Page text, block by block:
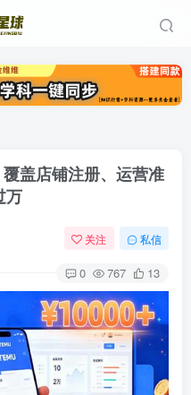
盖店铺注册、运营准
万
关注 私信
0 767 13